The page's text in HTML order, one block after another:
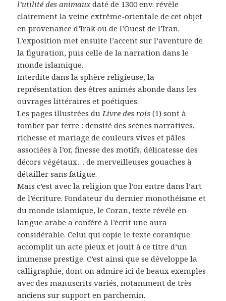
l’utilité des animauxdaté de 1300 env. révèle
clairement la veine extrême-orientale de cet objet
en provenance d’Irak ou de l’Ouest de l’Iran.
L’exposition met ensuite l’accent sur l’aventure de
la figuration, puis celle de la narration dans le
monde islamique.
Interdite dans la sphère religieuse, la
représentation des êtres animés abonde dans les
ouvrages littéraires et poétiques.
Les pages illustrées du Livre des rois (1) sont à
tomber par terre : densité des scènes narratives,
richesse et mariage de couleurs vives et pâles
associées à l’or, finesse des motifs, délicatesse des
décors végétaux… de merveilleuses gouaches à
détailler sans fatigue.
Mais c’est avec la religion que l’on entre dans l’art
de l’écriture. Fondateur du dernier monothéisme et
du monde islamique, le Coran, texte révélé en
langue arabe a conféré à l’écrit une aura
considérable. Celui qui copie le texte coranique
accomplit un acte pieux et jouit à ce titre d’un
immense prestige. C’est ainsi que se développe la
calligraphie, dont on admire ici de beaux exemples
avec des manuscrits variés, notamment de très
anciens sur support en parchemin.